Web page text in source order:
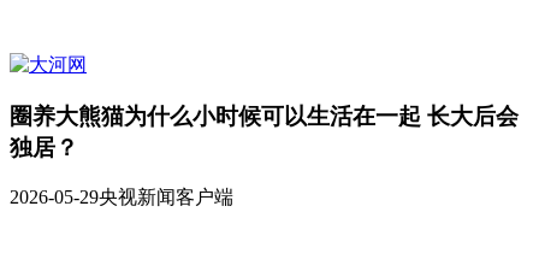
圈养大熊猫为什么小时候可以生活在一起 长大后会
独居？
2026-05-29央视新闻客户端